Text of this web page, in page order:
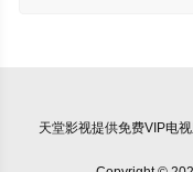
天堂影视提供免费VIP电